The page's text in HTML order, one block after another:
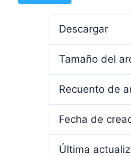
Descargar
Tamaño del
Recuento de
Fecha de
Última